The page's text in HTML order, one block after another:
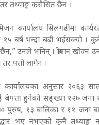
तथ्याङ्क कसैसित छैन ।
कार्यालय सिलगढीमा
१५ बर्ष भन्दा बढी भईसक्यो ।
उनले भनिन् । श्रीमान खोज्न
पत्तो लागेन ।
कार्यालयका अनुसार २०६३
बेपत्ता हुनेको सङ्ख्या १२७
पुरुष, १३ बालिका र ११ जना
भए नभएको कुनै तथ्याङ्क